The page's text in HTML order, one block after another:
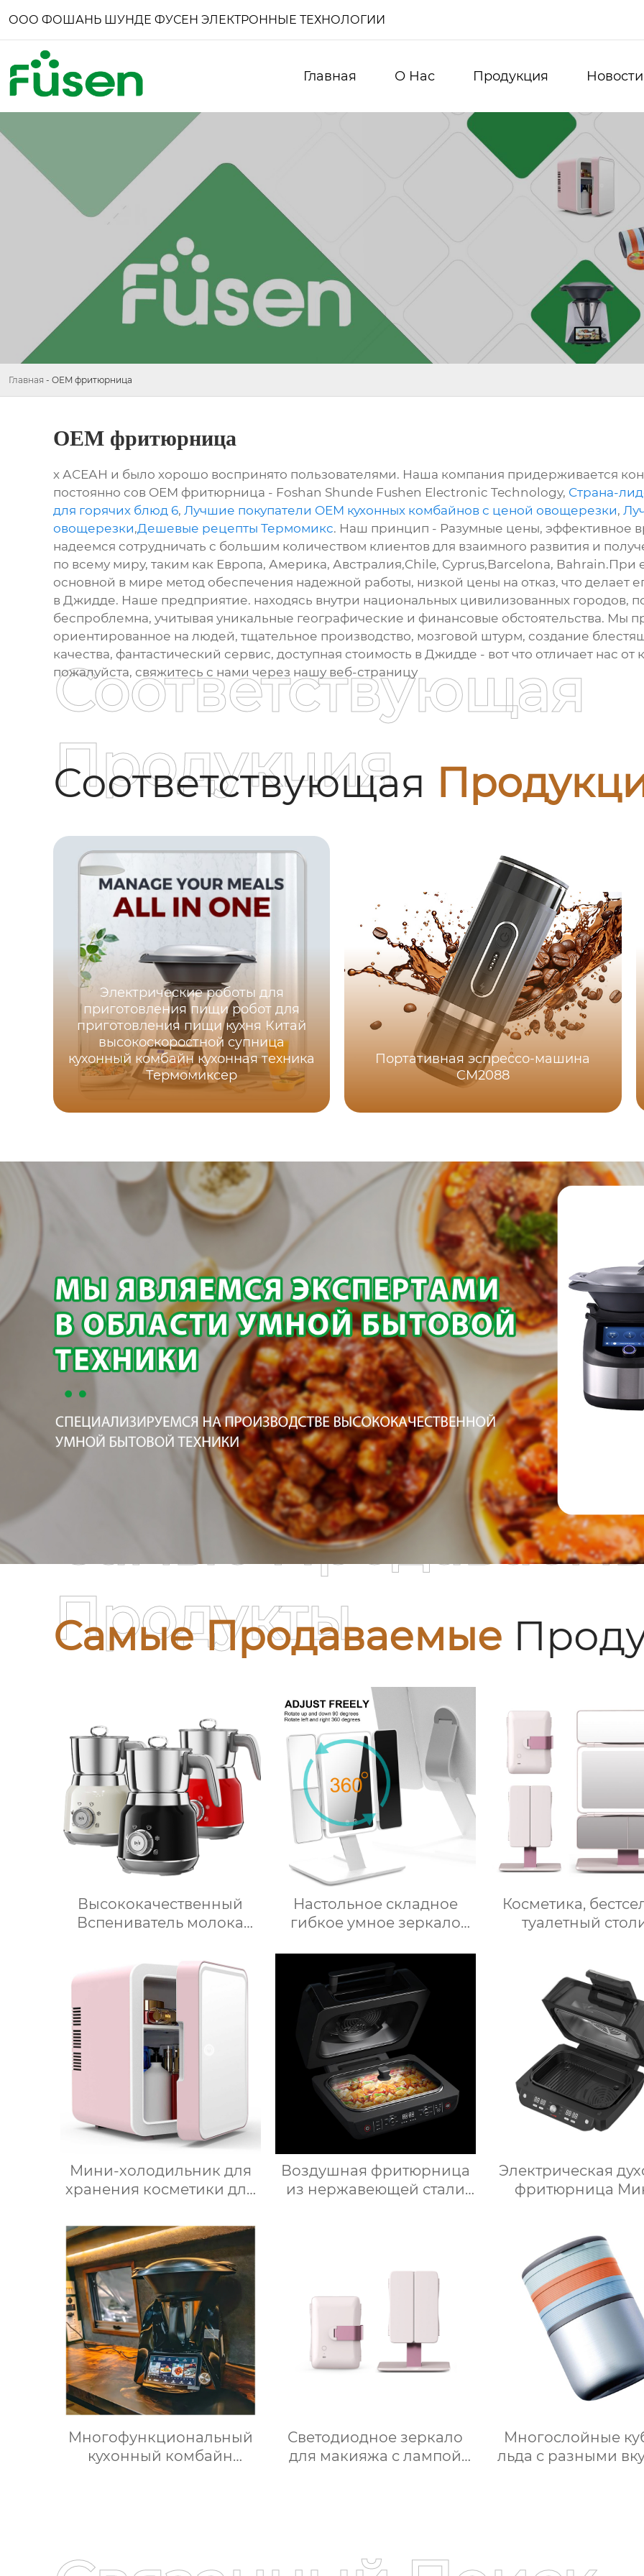
ООО ФОШАНЬ ШУНДЕ ФУСЕН ЭЛЕКТРОННЫЕ ТЕХНОЛОГИИ
Главная О Нас Продукция Новости
Главная - OEM фритюрница
OEM фритюрница
х АСЕАН и было хорошо воспринято пользователями. Наша компания придерживается
постоянно сов OEM фритюрница - Foshan Shunde Fushen Electronic Technology, Страна-
для горячих блюд 6, Лучшие покупатели OEM кухонных комбайнов с ценой овощерезки,
овощерезки,Дешевые рецепты Термомикс. Наш принцип - Разумные цены, эффективное
надеемся сотрудничать с большим количеством клиентов для взаимного развития и
по всему миру, таким как Европа, Америка, Австралия,Chile, Cyprus,Barcelona, Bahrain.При
основной в мире метод обеспечения надежной работы, низкой цены на отказ, что делает
в Джидде. Наше предприятие. находясь внутри национальных цивилизованных городов,
беспроблемна, учитывая уникальные географические и финансовые обстоятельства.
ориентированное на людей, тщательное производство, мозговой штурм, создание
качества, фантастический сервис, доступная стоимость в Джидде - вот что отличает нас
пожалуйста, свяжитесь с нами через нашу веб-страницу
Соответствующая
Соответствующая
Продукция
Электрические роботы для
приготовления пищи робот для
приготовления пищи кухня Китай
высокоскоростной супница
кухонный комбайн кухонная техника
Термомиксер
Портативная эспрессо-машина
CM2088
Самые Продаваемые
Самые
Продукты
Высококачественный
Вспениватель молока
Нагревающий молочную
кофейную пену,
Электрический
Вспениватель молока
Настольное складное
гибкое умное зеркало
Косметика,
туалетный
макияжа,
увеличительное
для макияжа
подсветкой
Мини-холодильник для
хранения косметики для
Автомобильный офис,
Фруктовый напиток,
грудное молоко,
автомобильный мини-
холодильник
Воздушная фритюрница
из нержавеющей стали
воздушная фритюрница
Тостер духовка
воздушная фритюрница
Электрическая
фритюрница
Безмасляная
умной плитой
серебристого
цифровым ЖК-
объемом 6
двойной
Многофункциональный
кухонный комбайн
Светодиодное зеркало
для макияжа с лампой
фабрика зеркал
Многослойные
льда с разными